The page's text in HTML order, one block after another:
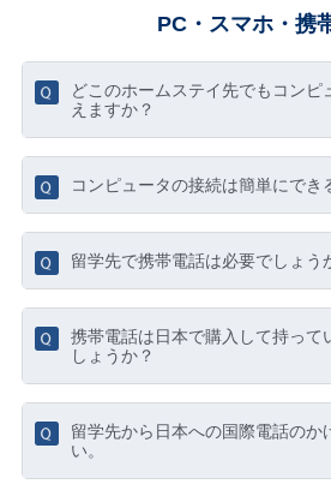
PC・スマホ・携
どこのホームステイ先でもコンピ
えますか？
コンピュータの接続は簡単にでき
留学先で携帯電話は必要でしょう
携帯電話は日本で購入して持って
しょうか？
留学先から日本への国際電話のか
い。